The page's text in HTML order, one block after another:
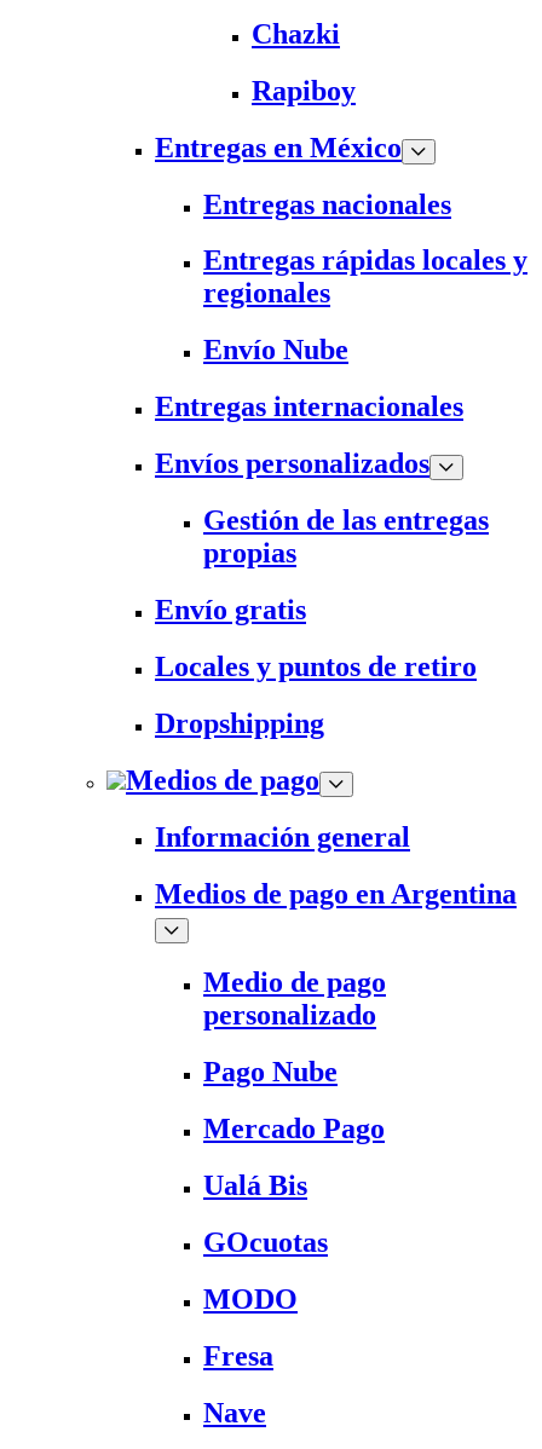
Chazki
Rapiboy
Entregas en México
Entregas nacionales
Entregas rápidas locales y
regionales
Envío Nube
Entregas internacionales
Envíos personalizados
Gestión de las entregas
propias
Envío gratis
Locales y puntos de retiro
Dropshipping
Medios de pago
Información general
Medios de pago en Argentina
Medio de pago
personalizado
Pago Nube
Mercado Pago
Ualá Bis
GOcuotas
MODO
Fresa
Nave